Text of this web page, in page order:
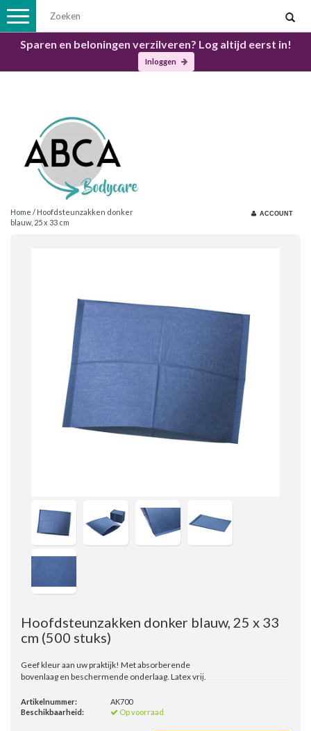
Sparen en beloningen verzilveren? Log altijd eerst in!
Inloggen
Toggle
navigation
Home / Hoofdsteunzakken donker
blauw, 25 x 33 cm
ACCOUNT
Hoofdsteunzakken donker blauw, 25 x 33
cm (500 stuks)
Geef kleur aan uw praktijk! Met absorberende
bovenlaag en beschermende onderlaag. Latex vrij.
Artikelnummer:
AK700
Beschikbaarheid:
Op voorraad